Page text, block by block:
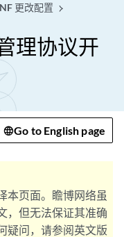
更改配置
理协议开
Go to English page
本页面。瞻博网络虽
，但无法保证其准确
疑问，请参阅英文版